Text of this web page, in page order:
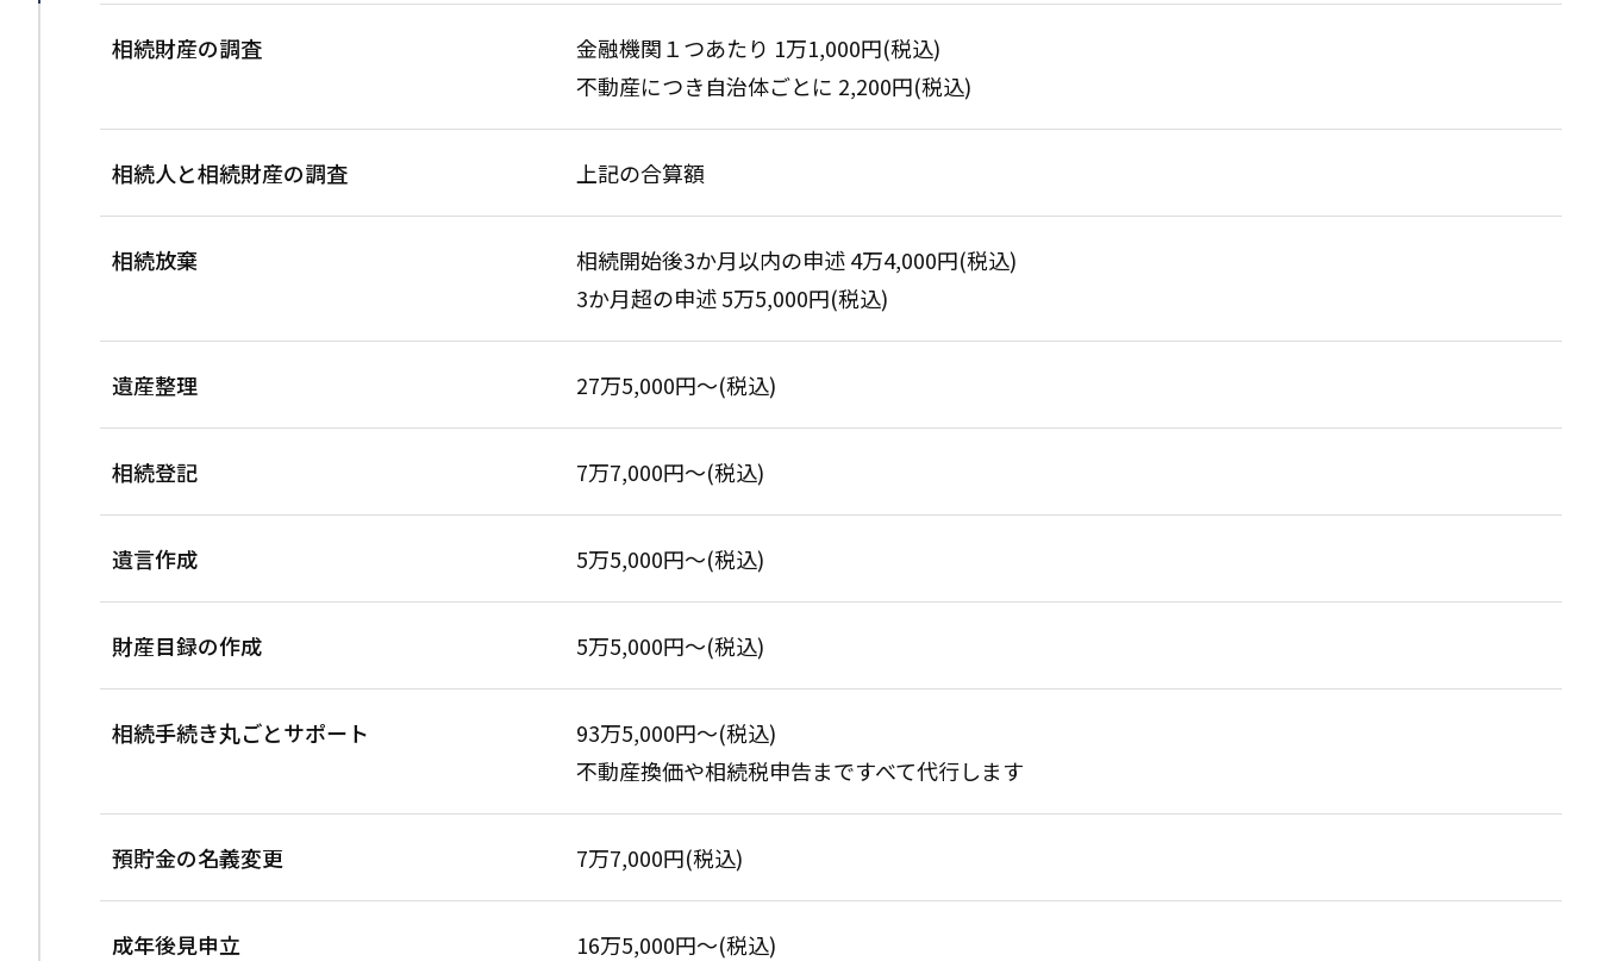
相続財産の調査
金融機関１つあたり 1万1,000円(税込)
不動産につき自治体ごとに 2,200円(税込)
相続人と相続財産の調査 上記の合算額
相続放棄
相続開始後3か月以内の申述 4万4,000円(税込)
3か月超の申述 5万5,000円(税込)
遺産整理 27万5,000円〜(税込)
相続登記 7万7,000円〜(税込)
遺言作成 5万5,000円〜(税込)
財産目録の作成 5万5,000円〜(税込)
相続手続き丸ごとサポート
93万5,000円〜(税込)
不動産換価や相続税申告まですべて代行します
預貯金の名義変更 7万7,000円(税込)
成年後見申立
16万5,000円〜(税込)